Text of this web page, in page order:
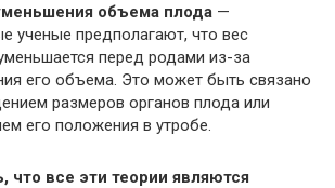
объема плода —
ученые предполагают, что вес
перед родами из-за
его объема. Это может быть связано
размеров органов плода или
его положения в утробе.
что все эти теории являются